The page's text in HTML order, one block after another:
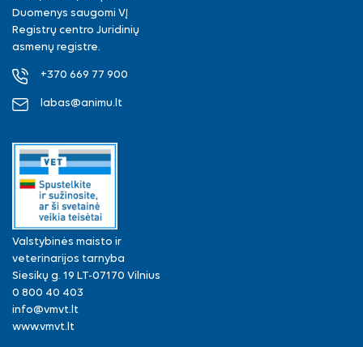
Duomenys saugomi VĮ
Registrų centro Juridinių
asmenų registre.
+370 669 77 900
labas@animu.lt
Valstybinės maisto ir
veterinarijos tarnyba
Siesikų g. 19 LT-07170 Vilnius
0 800 40 403
info@vmvt.lt
www.vmvt.lt